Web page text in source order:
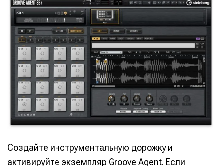
Создайте инструментальную дорожку и
активируйте экземпляр Groove Agent. Если